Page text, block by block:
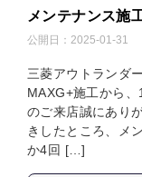
メンテナンス施
公開日： 2025-01-31
三菱アウトランダ
MAXG+施工から
のご来店誠にあり
きしたところ、メ
か4回 […]